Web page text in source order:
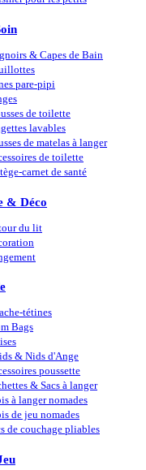
& Capes de Bain
pare-pipi
de toilette
lavables
de matelas à langer
de toilette
carnet de santé
& Déco
du lit
tétines
Bags
& Nids d'Ange
poussette
& Sacs à langer
à langer nomades
de jeu nomades
de couchage pliables